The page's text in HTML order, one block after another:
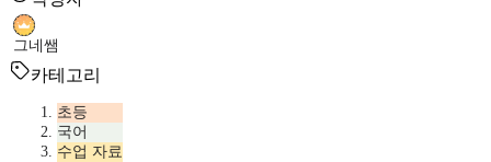
그네쌤
카테고리
초등
국어
수업 자료